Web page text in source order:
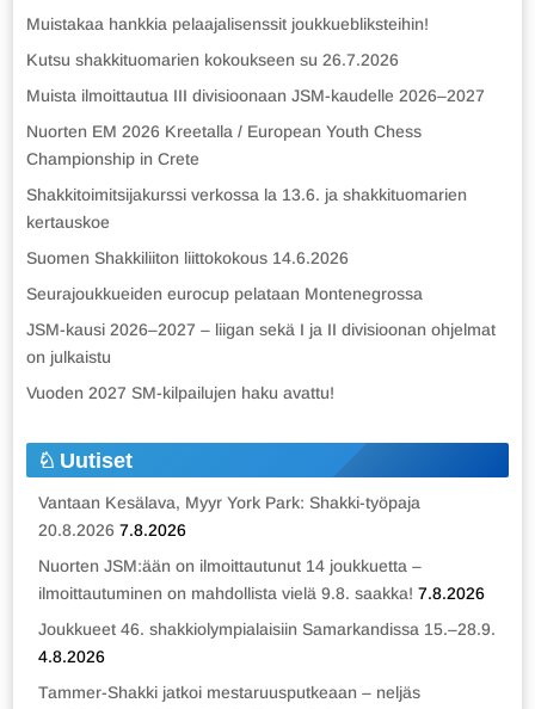
Muistakaa hankkia pelaajalisenssit joukkuebliksteihin!
Kutsu shakkituomarien kokoukseen su 26.7.2026
Muista ilmoittautua III divisioonaan JSM-kaudelle 2026–2027
Nuorten EM 2026 Kreetalla / European Youth Chess
Championship in Crete
Shakkitoimitsijakurssi verkossa la 13.6. ja shakkituomarien
kertauskoe
Suomen Shakkiliiton liittokokous 14.6.2026
Seurajoukkueiden eurocup pelataan Montenegrossa
JSM-kausi 2026–2027 – liigan sekä I ja II divisioonan ohjelmat
on julkaistu
Vuoden 2027 SM-kilpailujen haku avattu!
Uutiset
Vantaan Kesälava, Myyr York Park: Shakki-työpaja
20.8.2026 7.8.2026
Nuorten JSM:ään on ilmoittautunut 14 joukkuetta –
ilmoittautuminen on mahdollista vielä 9.8. saakka! 7.8.2026
Joukkueet 46. shakkiolympialaisiin Samarkandissa 15.–28.9.
4.8.2026
Tammer-Shakki jatkoi mestaruusputkeaan – neljäs